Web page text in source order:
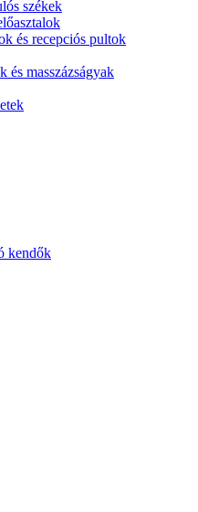
székek
és recepciós pultok
és masszázságyak
kendők